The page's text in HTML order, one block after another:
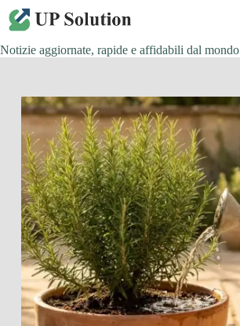
Salta
contenuto
Notizie aggiornate, rapide e affidabili dal mondo